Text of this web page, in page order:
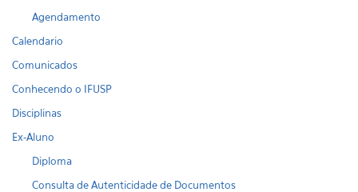
Agendamento
Calendario
Comunicados
Conhecendo o IFUSP
Disciplinas
Ex-Aluno
Diploma
Consulta de Autenticidade de Documentos